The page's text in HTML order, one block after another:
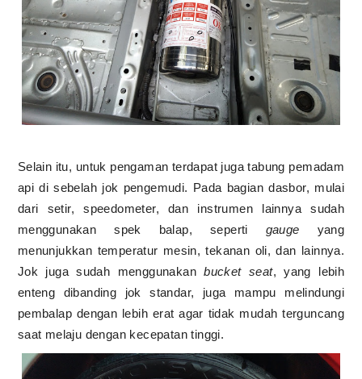
Selain itu, untuk pengaman terdapat juga tabung pemadam
api di sebelah jok pengemudi. Pada bagian dasbor, mulai
dari setir, speedometer, dan instrumen lainnya sudah
menggunakan spek balap, seperti gauge yang
menunjukkan temperatur mesin, tekanan oli, dan lainnya.
Jok juga sudah menggunakanbucket seat, yang lebih
enteng dibanding jok standar, juga mampu melindungi
pembalap dengan lebih erat agar tidak mudah terguncang
saat melaju dengan kecepatan tinggi.